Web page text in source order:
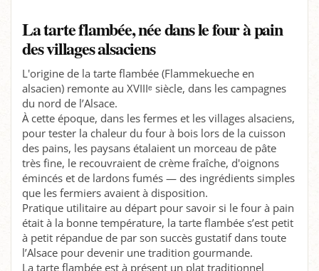
La tarte flambée, née dans le four à pain
des villages alsaciens
L'origine de la tarte flambée (Flammekueche en
alsacien) remonte au XVIIIᵉ siècle, dans les campagnes
du nord de l’Alsace.
À cette époque, dans les fermes et les villages alsaciens,
pour tester la chaleur du four à bois lors de la cuisson
des pains, les paysans étalaient un morceau de pâte
très fine, le recouvraient de crème fraîche, d'oignons
émincés et de lardons fumés — des ingrédients simples
que les fermiers avaient à disposition.
Pratique utilitaire au départ pour savoir si le four à pain
était à la bonne température, la tarte flambée s’est petit
à petit répandue de par son succès gustatif dans toute
l’Alsace pour devenir une tradition gourmande.
La tarte flambée est à présent un plat traditionnel